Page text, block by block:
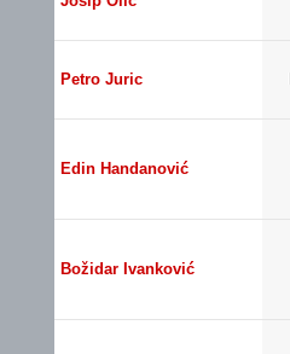
Petro Juric
Edin Handanović
Božidar Ivanković